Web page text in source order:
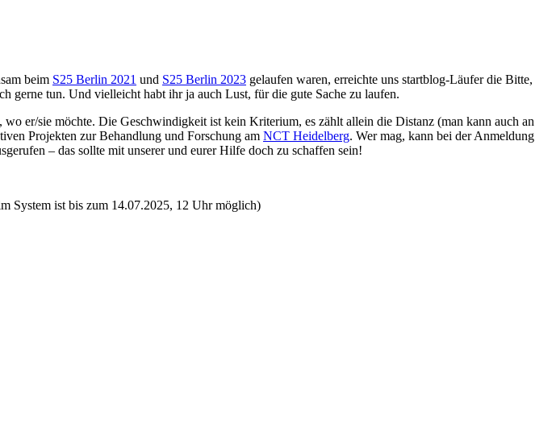
beim S25 Berlin 2021 und S25 Berlin 2023 gelaufen waren, erreichte uns startblog-Läufer die Bitte,
gerne tun. Und vielleicht habt ihr ja auch Lust, für die gute Sache zu laufen.
er/sie möchte. Die Geschwindigkeit ist kein Kriterium, es zählt allein die Distanz (man kann auch an
Projekten zur Behandlung und Forschung am NCT Heidelberg. Wer mag, kann bei der Anmeldung
– das sollte mit unserer und eurer Hilfe doch zu schaffen sein!
System ist bis zum 14.07.2025, 12 Uhr möglich)